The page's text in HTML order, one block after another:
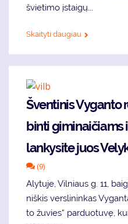
švie­ti­mo įstai­gų...
Skaityti daugiau
Šven­ti­nis
bin­ti gi­mi­nai­čiams
lan­ky­si­te juos
(9)
Aly­tuje, Vil­niaus g. 11,
niš­kis ver­sli­nin­kas
to žu­vies“ par­duo­tu­vę,